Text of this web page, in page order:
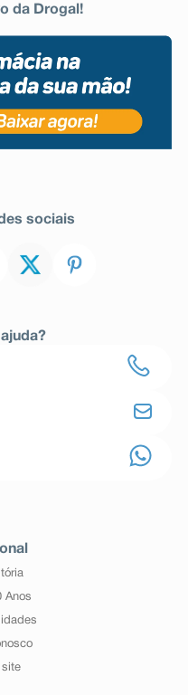
da Drogal!
sociais
Anos
site